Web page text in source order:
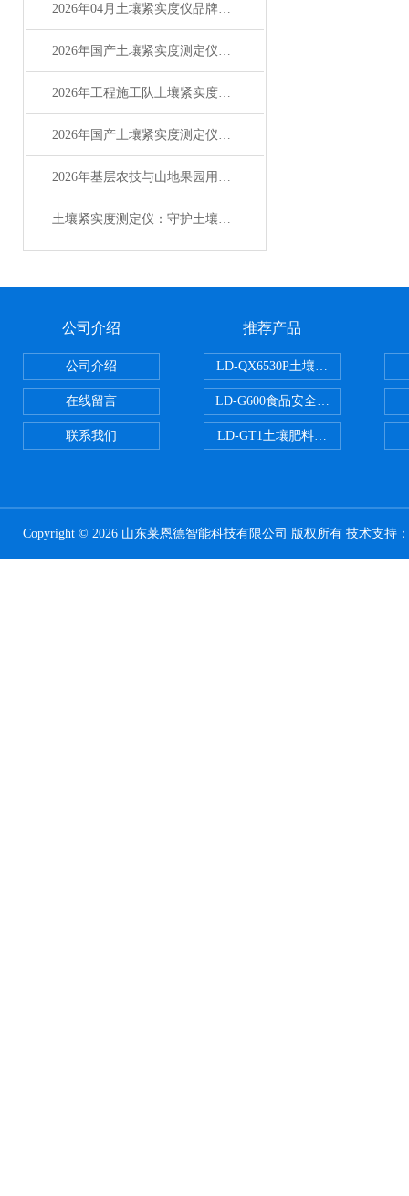
2026年04月土壤紧实度仪品牌排行榜Top3：哪个好？优缺点评价
2026年国产土壤紧实度测定仪主流品牌竞争力分析
2026年工程施工队土壤紧实度测定仪优选品牌服务商推荐
2026年国产土壤紧实度测定仪选型参考指南
2026年基层农技与山地果园用国产土壤紧实度测定仪选型指南行业分析
土壤紧实度测定仪：守护土壤通气性与作物根系的 “诊断专家”
公司介绍
公司介绍
在线留言
联系我们
推荐产品
LD-QX6530P土壤氧化还原电位检
LD-G600食品安全检测仪
LD-GT1土壤肥料养分检测仪
Copyright © 2026 山东莱恩德智能科技有限公司 版权所有 技术支持：